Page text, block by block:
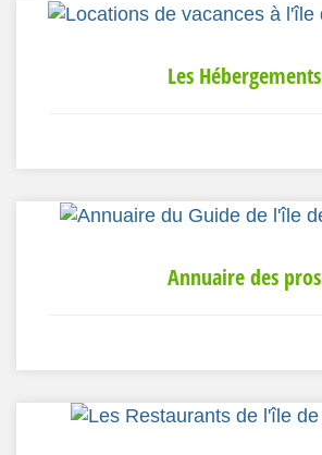
Les Hébergements
Annuaire des pros